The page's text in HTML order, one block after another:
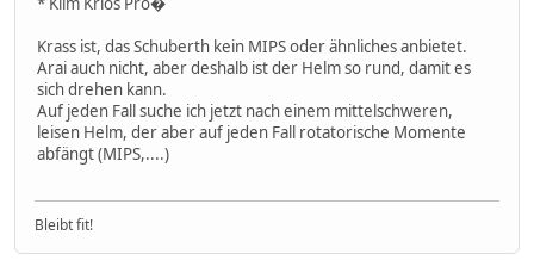
Krass ist, das Schuberth kein MIPS oder ähnliches anbietet.
Arai auch nicht, aber deshalb ist der Helm so rund, damit es
sich drehen kann.
Auf jeden Fall suche ich jetzt nach einem mittelschweren,
leisen Helm, der aber auf jeden Fall rotatorische Momente
abfängt (MIPS,....)
Bleibt fit!